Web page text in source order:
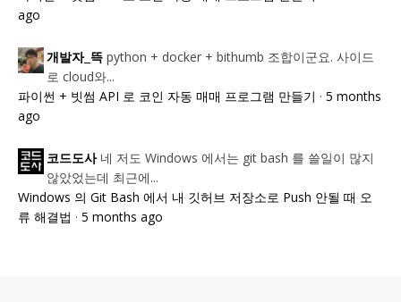
ago
개발자_뜩 python + docker + bithumb 조합이군요. 사이드
로 cloud와...
파이썬 + 빗썸 API 로 코인 자동 매매 프로그램 만들기 · 5 months
ago
코드도사 네 저도 Windows 에서는 git bash 를 쓸일이 많지
않았었는데 최근에...
Windows 의 Git Bash 에서 내 깃허브 저장소로 Push 안될 때 오
류 해결법 · 5 months ago